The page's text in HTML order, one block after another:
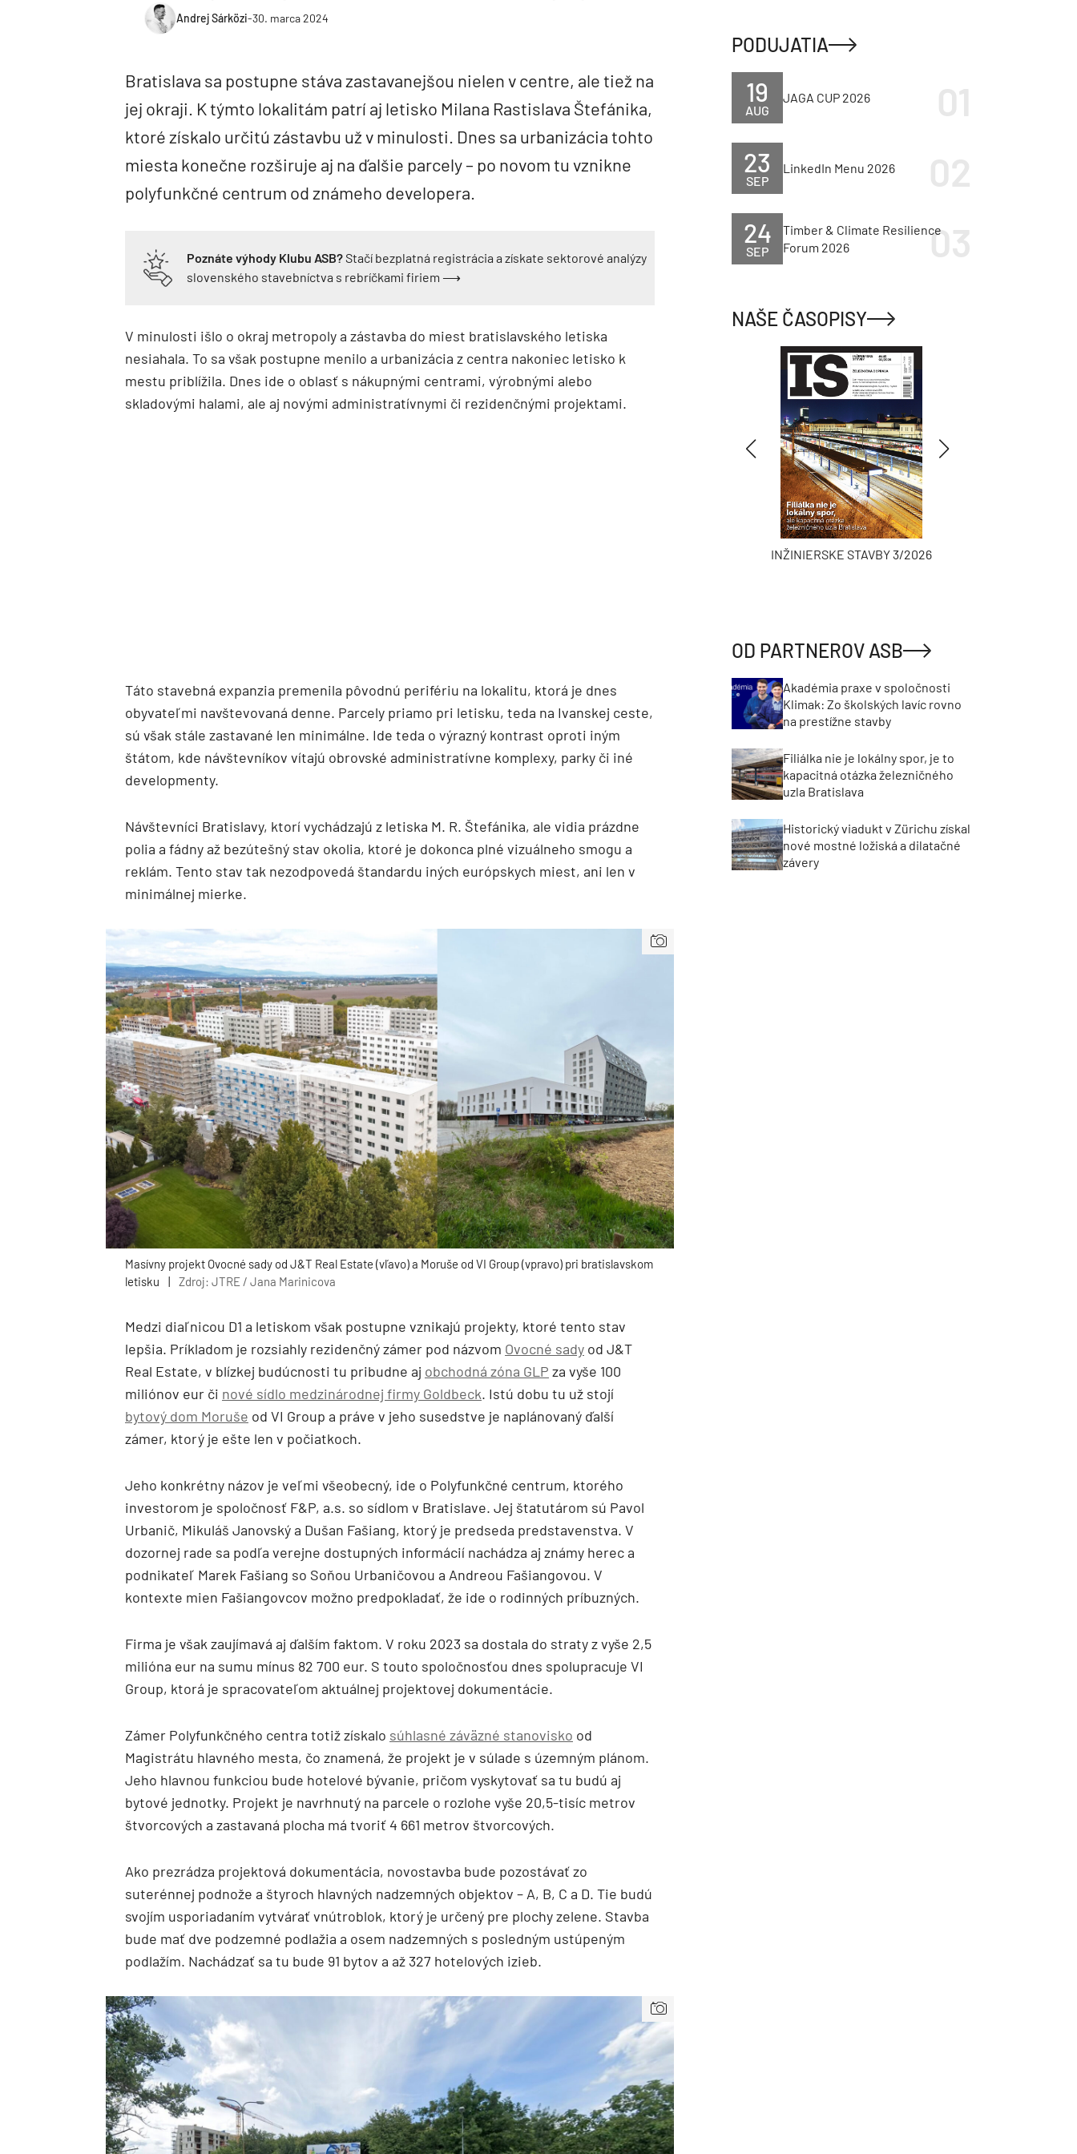
Andrej Sárközi-30. marca 2024
Bratislava sa postupne stáva zastavanejšou nielen v centre, ale tiež na
jej okraji. K týmto lokalitám patrí aj letisko Milana Rastislava Štefánika,
ktoré získalo určitú zástavbu už v minulosti. Dnes sa urbanizácia tohto
miesta konečne rozširuje aj na ďalšie parcely – po novom tu vznikne
polyfunkčné centrum od známeho developera.
Poznáte výhody Klubu ASB?Stačí bezplatná registrácia a získate sektorové analýzy
slovenského stavebníctva s rebríčkami firiem ⟶
V minulosti išlo o okraj metropoly a zástavba do miest bratislavského letiska
nesiahala. To sa však postupne menilo a urbanizácia z centra nakoniec letisko k
mestu priblížila. Dnes ide o oblasť s nákupnými centrami, výrobnými alebo
skladovými halami, ale aj novými administratívnymi či rezidenčnými projektami.
Táto stavebná expanzia premenila pôvodnú perifériu na lokalitu, ktorá je dnes
obyvateľmi navštevovaná denne. Parcely priamo pri letisku, teda na Ivanskej ceste,
sú však stále zastavané len minimálne. Ide teda o výrazný kontrast oproti iným
štátom, kde návštevníkov vítajú obrovské administratívne komplexy, parky či iné
developmenty.
Návštevníci Bratislavy, ktorí vychádzajú z letiska M. R. Štefánika, ale vidia prázdne
polia a fádny až bezútešný stav okolia, ktoré je dokonca plné vizuálneho smogu a
reklám. Tento stav tak nezodpovedá štandardu iných európskych miest, ani len v
minimálnej mierke.
Masívny projekt Ovocné sady od J&T Real Estate (vľavo) a Moruše od VI Group (vpravo) pri bratislavskom
letisku
| Zdroj: JTRE / Jana Marinicova
Medzi diaľnicou D1 a letiskom však postupne vznikajú projekty, ktoré tento stav
lepšia. Príkladom je rozsiahly rezidenčný zámer pod názvom Ovocné sady od J&T
Real Estate, v blízkej budúcnosti tu pribudne aj obchodná zóna GLP za vyše 100
miliónov eur či nové sídlo medzinárodnej firmy Goldbeck. Istú dobu tu už stojí
bytový dom Moruše od VI Group a práve v jeho susedstve je naplánovaný ďalší
zámer, ktorý je ešte len v počiatkoch.
Jeho konkrétny názov je veľmi všeobecný, ide o Polyfunkčné centrum, ktorého
investorom je spoločnosť F&P, a.s. so sídlom v Bratislave. Jej štatutárom sú Pavol
Urbanič, Mikuláš Janovský a Dušan Fašiang, ktorý je predseda predstavenstva. V
dozornej rade sa podľa verejne dostupných informácií nachádza aj známy herec a
podnikateľ Marek Fašiang so Soňou Urbaničovou a Andreou Fašiangovou. V
kontexte mien Fašiangovcov možno predpokladať, že ide o rodinných príbuzných.
Firma je však zaujímavá aj ďalším faktom. V roku 2023 sa dostala do straty z vyše 2,5
milióna eur na sumu mínus 82 700 eur. S touto spoločnosťou dnes spolupracuje VI
Group, ktorá je spracovateľom aktuálnej projektovej dokumentácie.
Zámer Polyfunkčného centra totiž získalo súhlasné záväzné stanovisko od
Magistrátu hlavného mesta, čo znamená, že projekt je v súlade s územným plánom.
Jeho hlavnou funkciou bude hotelové bývanie, pričom vyskytovať sa tu budú aj
bytové jednotky. Projekt je navrhnutý na parcele o rozlohe vyše 20,5-tisíc metrov
štvorcových a zastavaná plocha má tvoriť 4 661 metrov štvorcových.
Ako prezrádza projektová dokumentácia, novostavba bude pozostávať zo
suterénnej podnože a štyroch hlavných nadzemných objektov – A, B, C a D. Tie budú
svojím usporiadaním vytvárať vnútroblok, ktorý je určený pre plochy zelene. Stavba
bude mať dve podzemné podlažia a osem nadzemných s posledným ustúpeným
podlažím. Nachádzať sa tu bude 91 bytov a až 327 hotelových izieb.
PODUJATIA
AUG
19 JAGA CUP 2026
SEP
23 LinkedIn Menu 2026
SEP
24
Timber & Climate Resilience
Forum 2026
NAŠE ČASOPISY
INŽINIERSKE STAVBY 3/2026
OD PARTNEROV ASB
Akadémia praxe v spoločnosti
Klimak: Zo školských lavíc rovno
na prestížne stavby
Filiálka nie je lokálny spor, je to
kapacitná otázka železničného
uzla Bratislava
Historický viadukt v Zürichu získal
nové mostné ložiská a dilatačné
závery